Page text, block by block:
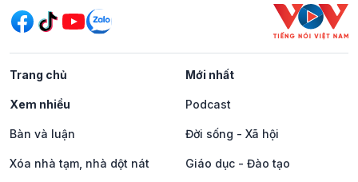
Trang chủ Mới nhất
Xem nhiều Podcast
Bàn và luận Đời sống - Xã hội
Xóa nhà tạm, nhà dột nát Giáo dục - Đào tạo